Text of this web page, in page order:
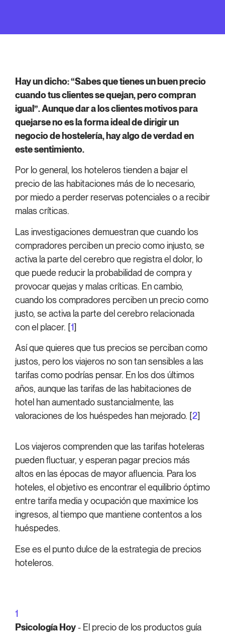
Hay un dicho: “Sabes que tienes un buen precio
cuando tus clientes se quejan, pero compran
igual”. Aunque dar a los clientes motivos para
quejarse no es la forma ideal de dirigir un
negocio de hostelería, hay algo de verdad en
este sentimiento.
Por lo general, los hoteleros tienden a bajar el
precio de las habitaciones más de lo necesario,
por miedo a perder reservas potenciales o a recibir
malas críticas.
Las investigaciones demuestran que cuando los
compradores perciben un precio como injusto, se
activa la parte del cerebro que registra el dolor, lo
que puede reducir la probabilidad de compra y
provocar quejas y malas críticas. En cambio,
cuando los compradores perciben un precio como
justo, se activa la parte del cerebro relacionada
con el placer. [1]
Así que quieres que tus precios se perciban como
justos, pero los viajeros no son tan sensibles a las
tarifas como podrías pensar. En los dos últimos
años, aunque las tarifas de las habitaciones de
hotel han aumentado sustancialmente, las
valoraciones de los huéspedes han mejorado. [2]
Los viajeros comprenden que las tarifas hoteleras
pueden fluctuar, y esperan pagar precios más
altos en las épocas de mayor afluencia. Para los
hoteles, el objetivo es encontrar el equilibrio óptimo
entre tarifa media y ocupación que maximice los
ingresos, al tiempo que mantiene contentos a los
huéspedes.
Ese es el punto dulce de la estrategia de precios
hoteleros.
1
Psicología Hoy- El precio de los productos guía